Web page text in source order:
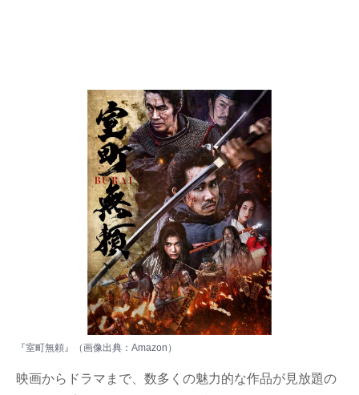
『室町無頼』（画像出典：Amazon）
映画からドラマまで、数多くの魅力的な作品が見放題の